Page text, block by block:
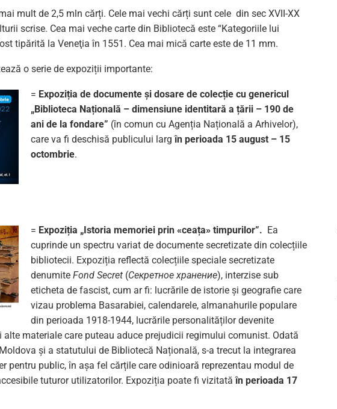
mult de 2,5 mln cărți. Cele mai vechi cărți sunt cele din sec XVII-XX
scrise. Cea mai veche carte din Bibliotecă este “Kategoriile lui
tipărită la Veneţia în 1551. Cea mai mică carte este de 11 mm.
o serie de expoziții importante:
= Expoziția de documente și dosare de colecție cu genericul
„Biblioteca Națională – dimensiune identitară a țării – 190 de
ani de la fondare” (în comun cu Agenția Națională a Arhivelor),
care va fi deschisă publicului largîn perioada 15 august – 15
octombrie.
= Expoziția „Istoria memoriei prin «ceața» timpurilor”. Ea
cuprinde un spectru variat de documente secretizate din colecțiile
bibliotecii. Expoziția reflectă colecțiile speciale secretizate
denumite Fond Secret (Секретное хранение), interzise sub
eticheta de fascist, cum ar fi: lucrările de istorie și geografie care
vizau problema Basarabiei, calendarele, almanahurile populare
din perioada 1918-1944, lucrările personalităților devenite
materiale care puteau aduce prejudicii regimului comunist. Odată
și a statutului de Bibliotecă Națională, s-a trecut la integrarea
pentru public, în așa fel cărțile care odinioară reprezentau modul de
tuturor utilizatorilor. Expoziția poate fi vizitatăîn perioada 17